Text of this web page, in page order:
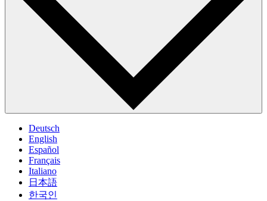
Deutsch
English
Español
Français
Italiano
日本語
한국인